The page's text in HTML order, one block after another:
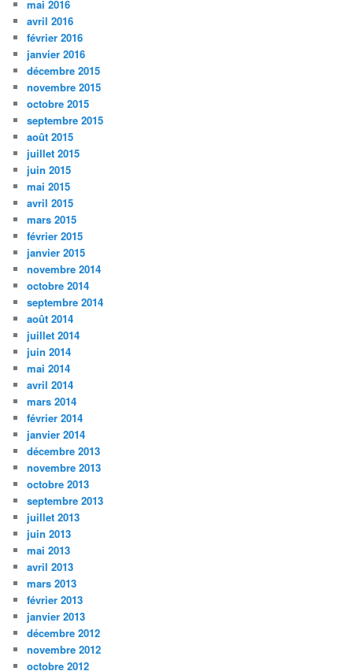
mai 2016
avril 2016
février 2016
janvier 2016
décembre 2015
novembre 2015
octobre 2015
septembre 2015
août 2015
juillet 2015
juin 2015
mai 2015
avril 2015
mars 2015
février 2015
janvier 2015
novembre 2014
octobre 2014
septembre 2014
août 2014
juillet 2014
juin 2014
mai 2014
avril 2014
mars 2014
février 2014
janvier 2014
décembre 2013
novembre 2013
octobre 2013
septembre 2013
juillet 2013
juin 2013
mai 2013
avril 2013
mars 2013
février 2013
janvier 2013
décembre 2012
novembre 2012
octobre 2012